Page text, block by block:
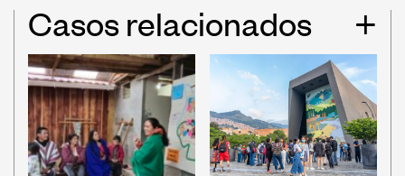
Casos relacionados +